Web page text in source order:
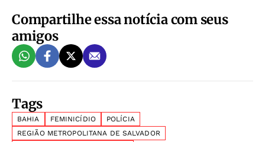
Compartilhe essa notícia com seus
amigos
Tags
BAHIA FEMINICÍDIO
POLÍCIA
REGIÃO METROPOLITANA DE SALVADOR